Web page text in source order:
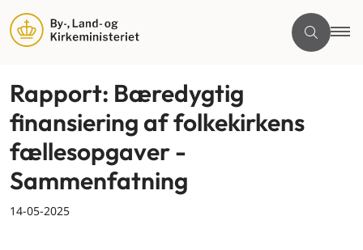
Rapport: Bæredygtig
finansiering af folkekirkens
fællesopgaver -
Sammenfatning
14-05-2025